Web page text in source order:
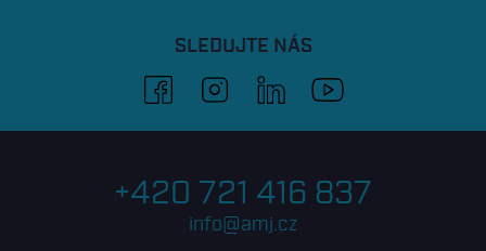
SLEDUJTE NÁS
facebook instagram linkedin
+420 721 416 837
info@amj.cz